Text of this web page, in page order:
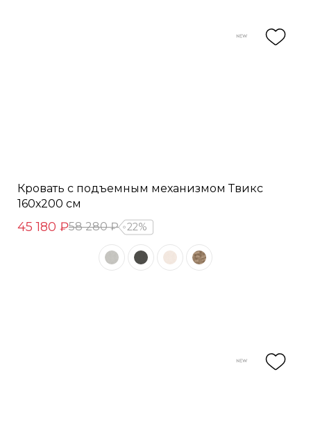
Кровать с подъемным механизмом Твикс
160х200 см
45 180 ₽58 280 ₽ 22%